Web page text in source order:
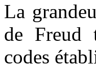
La
de Freud
codes